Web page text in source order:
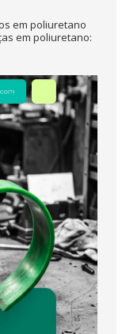
em poliuretano
em poliuretano: